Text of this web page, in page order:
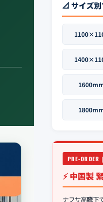
📐 サイズ
PRE-ORDER
⚡ 中国製
ナフサ高騰下